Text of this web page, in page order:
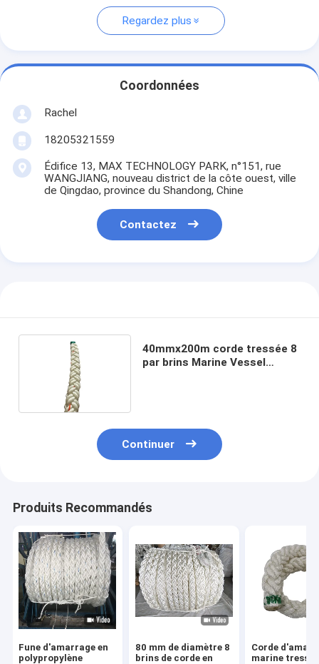
Regardez plus
Coordonnées
Rachel
18205321559
Édifice 13, MAX TECHNOLOGY PARK, n°151, rue
WANGJIANG, nouveau district de la côte ouest, ville
de Qingdao, province du Shandong, Chine
Contactez
40mmx200m corde tressée 8
par brins Marine Vessel
Continuer
Produits Recommandés
Fune d'amarrage en
polypropylène
80 mm de diamètre 8
brins de corde en
Corde
marine